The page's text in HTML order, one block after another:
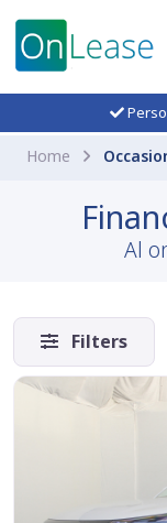
Home
Al
Filters